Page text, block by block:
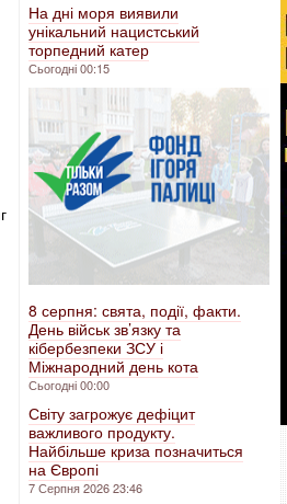
На дні моря виявили
унікальний нацистський
торпедний катер
Сьогодні 00:15
8 серпня: свята, події, факти.
День військ зв’язку та
кібербезпеки ЗСУ і
Міжнародний день кота
Сьогодні 00:00
Світу загрожує дефіцит
важливого продукту.
Найбільше криза позначиться
на Європі
7 Серпня 2026 23:46